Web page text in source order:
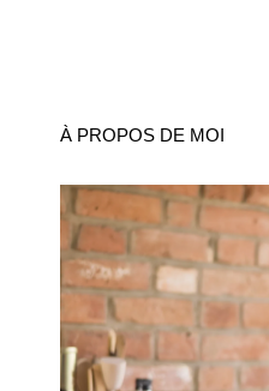
À PROPOS DE MOI